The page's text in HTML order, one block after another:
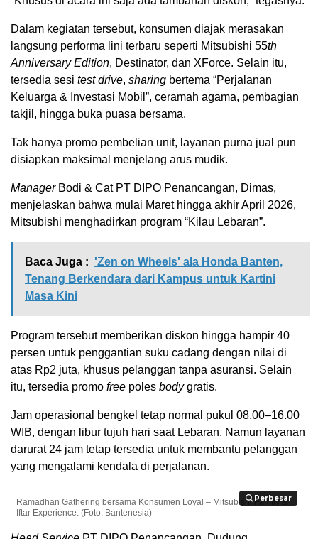
Dalam kegiatan tersebut, konsumen diajak merasakan
langsung performa lini terbaru seperti Mitsubishi 55th
Anniversary Edition, Destinator, dan XForce. Selain itu,
tersedia sesi test drive, sharing bertema “Perjalanan
Keluarga & Investasi Mobil”, ceramah agama, pembagian
takjil, hingga buka puasa bersama.
Tak hanya promo pembelian unit, layanan purna jual pun
disiapkan maksimal menjelang arus mudik.
ManagerBodi & Cat PT DIPO Penancangan, Dimas,
menjelaskan bahwa mulai Maret hingga akhir April 2026,
Mitsubishi menghadirkan program “Kilau Lebaran”.
Baca Juga : 'Zen on Wheels' ala Honda Banten,
Tenang Berkendara dari Kampus untuk Kartini
Masa Kini
Program tersebut memberikan diskon hingga hampir 40
persen untuk penggantian suku cadang dengan nilai di
atas Rp2 juta, khusus pelanggan tanpa asuransi. Selain
itu, tersedia promo free poles bodygratis.
Jam operasional bengkel tetap normal pukul 08.00–16.00
WIB, dengan libur tujuh hari saat Lebaran. Namun layanan
darurat 24 jam tetap tersedia untuk membantu pelanggan
yang mengalami kendala di perjalanan.
Perbesar
Perbesar
Ramadhan Gathering bersama Konsumen Loyal – Mitsubishi Family &
Iftar Experience. (Foto: Bantenesia)